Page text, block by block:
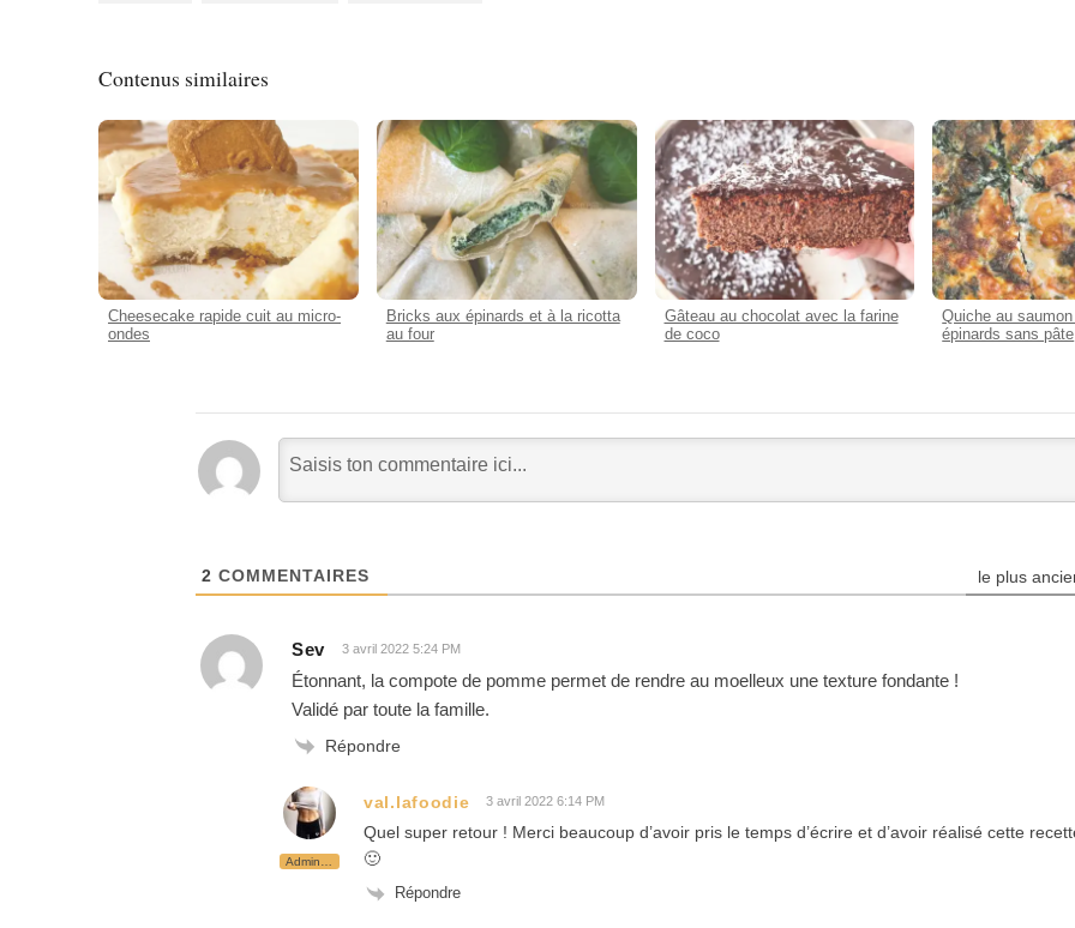
Contenus similaires
Cheesecake rapide cuit au micro-
ondes
Bricks aux épinards et à la ricotta
au four
Gâteau au chocolat avec la farine
de coco
Quiche au
épinards sans pâte
2 COMMENTAIRES le plus
Sev 3 avril 2022 5:24 PM
Étonnant, la compote de pomme permet de rendre au moelleux une texture fondante !
Validé par toute la famille.
Répondre
Administrateur
val.lafoodie 3 avril 2022 6:14 PM
Quel super retour ! Merci beaucoup d’avoir pris le temps d’écrire et d’avoir réalisé cette
🙂
Répondre